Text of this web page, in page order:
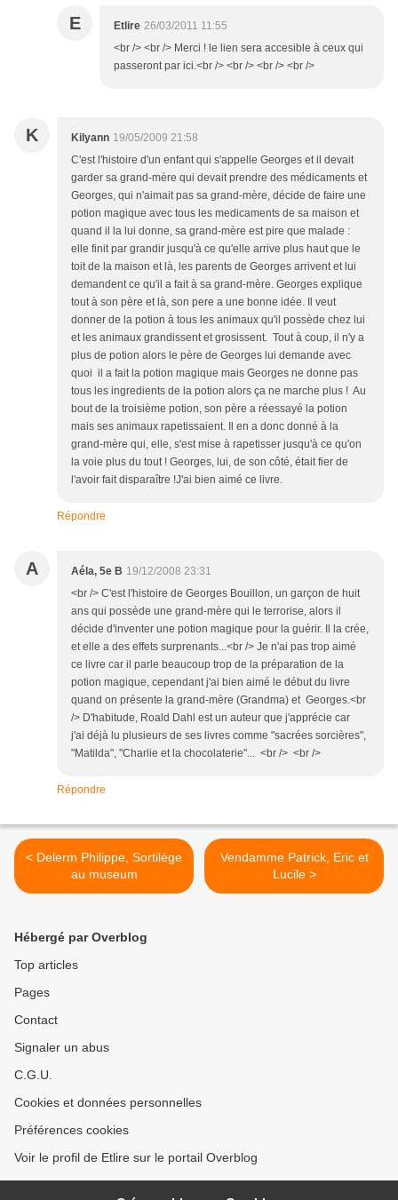
E Etlire 26/03/2011 11:55
<br /> <br /> Merci ! le lien sera accesible à ceux qui
passeront par ici.<br /> <br /> <br /> <br />
K Kilyann 19/05/2009 21:58
C'est l'histoire d'un enfant qui s'appelle Georges et il devait
garder sa grand-mère qui devait prendre des médicaments et
Georges, qui n'aimait pas sa grand-mère, décide de faire une
potion magique avec tous les medicaments de sa maison et
quand il la lui donne, sa grand-mère est pire que malade :
elle finit par grandir jusqu'à ce qu'elle arrive plus haut que le
toit de la maison et là, les parents de Georges arrivent et lui
demandent ce qu'il a fait à sa grand-mère. Georges explique
tout à son père et là, son pere a une bonne idée. Il veut
donner de la potion à tous les animaux qu'il possède chez lui
et les animaux grandissent et grosissent. Tout à coup, il n'y a
plus de potion alors le père de Georges lui demande avec
quoi il a fait la potion magique mais Georges ne donne pas
tous les ingredients de la potion alors ça ne marche plus ! Au
bout de la troisième potion, son père a réessayé la potion
mais ses animaux rapetissaient. Il en a donc donné à la
grand-mère qui, elle, s'est mise à rapetisser jusqu'à ce qu'on
la voie plus du tout ! Georges, lui, de son côté, était fier de
l'avoir fait disparaître !J'ai bien aimé ce livre.
Répondre
A Aéla, 5e B 19/12/2008 23:31
<br /> C'est l'histoire de Georges Bouillon, un garçon de huit
ans qui possède une grand-mère qui le terrorise, alors il
décide d'inventer une potion magique pour la guérir. Il la crée,
et elle a des effets surprenants...<br /> Je n'ai pas trop aimé
ce livre car il parle beaucoup trop de la préparation de la
potion magique, cependant j'ai bien aimé le début du livre
quand on présente la grand-mère (Grandma) et Georges.<br
/> D'habitude, Roald Dahl est un auteur que j'apprécie car
j'ai déjà lu plusieurs de ses livres comme "sacrées sorcières",
"Matilda", "Charlie et la chocolaterie"... <br /> <br />
Répondre
< Delerm Philippe, Sortilège
au museum
Vendamme Patrick, Eric et
Lucile >
Hébergé par Overblog
Top articles
Pages
Contact
Signaler un abus
C.G.U.
Cookies et données personnelles
Préférences cookies
Voir le profil de Etlire sur le portail Overblog